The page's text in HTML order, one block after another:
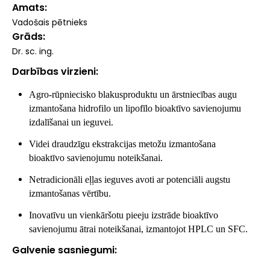
Amats
Vadošais pētnieks
Grāds
Dr. sc. ing.
Darbības virzieni
Agro-rūpniecisko blakusproduktu un ārstniecības augu
izmantošana hidrofilo un lipofīlo bioaktīvo savienojumu
izdalīšanai un ieguvei.
Videi draudzīgu ekstrakcijas metožu izmantošana
bioaktīvo savienojumu noteikšanai.
Netradicionāli eļļas ieguves avoti ar potenciāli augstu
izmantošanas vērtību.
Inovatīvu un vienkāršotu pieeju izstrāde bioaktīvo
savienojumu ātrai noteikšanai, izmantojot HPLC un SFC.
Galvenie sasniegumi